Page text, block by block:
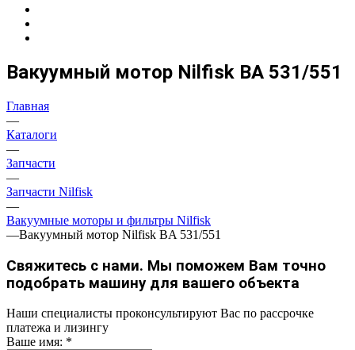
Вакуумный мотор Nilfisk BA 531/551
Главная
—
Каталоги
—
Запчасти
—
Запчасти Nilfisk
—
Вакуумные моторы и фильтры Nilfisk
—Вакуумный мотор Nilfisk BA 531/551
Свяжитесь с нами. Мы поможем Вам точно
подобрать машину для вашего объекта
Наши специалисты проконсультируют Вас по рассрочке
платежа и лизингу
Ваше имя: *